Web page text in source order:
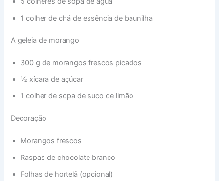
1 colher de chá de essência de baunilha
A geleia de morango
300 g de morangos frescos picados
½ xícara de açúcar
1 colher de sopa de suco de limão
Decoração
Morangos frescos
Raspas de chocolate branco
Folhas de hortelã (opcional)